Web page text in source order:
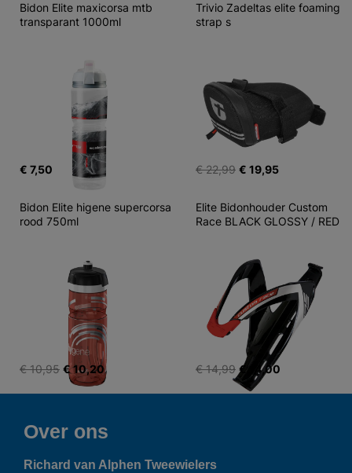
Bidon Elite maxicorsa mtb
transparant 1000ml
€ 7,50
Trivio Zadeltas elite foaming
strap s
€ 22,99 € 19,95
Bidon Elite higene supercorsa
rood 750ml
€ 10,95 € 10,20
Elite Bidonhouder Custom
Race BLACK GLOSSY / RED
€ 14,99 € 14,00
Over ons
Richard van Alphen Tweewielers